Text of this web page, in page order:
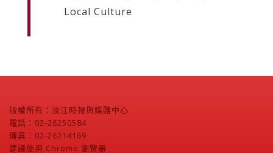
Local Culture
版權所有：淡江時報與媒體中心
電話：02-26250584
傳真：02-26214169
建議使用 Chrome 瀏覽器